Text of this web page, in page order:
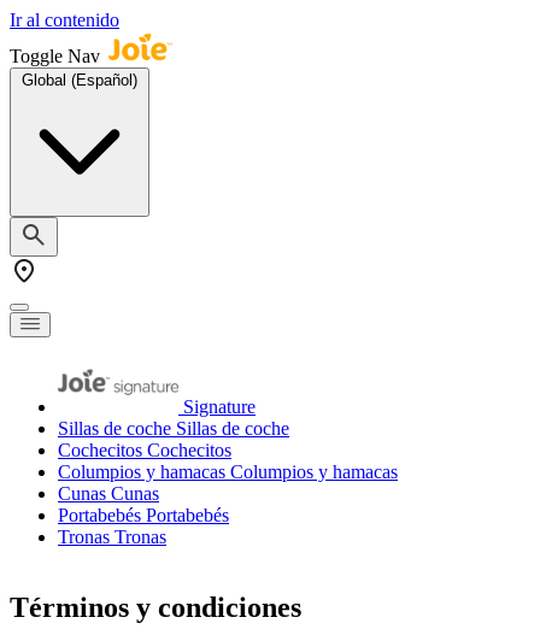
Ir al contenido
Toggle Nav
Global (Español)
Signature
Sillas de coche Sillas de coche
Cochecitos Cochecitos
Columpios y hamacas Columpios y hamacas
Cunas Cunas
Portabebés Portabebés
Tronas Tronas
Términos y condiciones